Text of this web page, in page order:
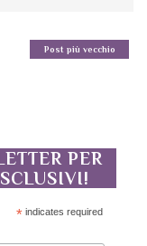
Post più vecchio
PER
* indicates required